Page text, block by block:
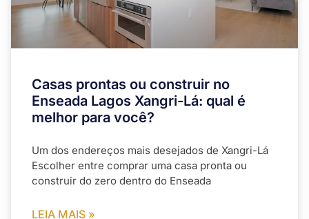
Casas prontas ou construir no
Enseada Lagos Xangri-Lá: qual é
melhor para você?
Um dos endereços mais desejados de Xangri-Lá
Escolher entre comprar uma casa pronta ou
construir do zero dentro do Enseada
LEIA MAIS »